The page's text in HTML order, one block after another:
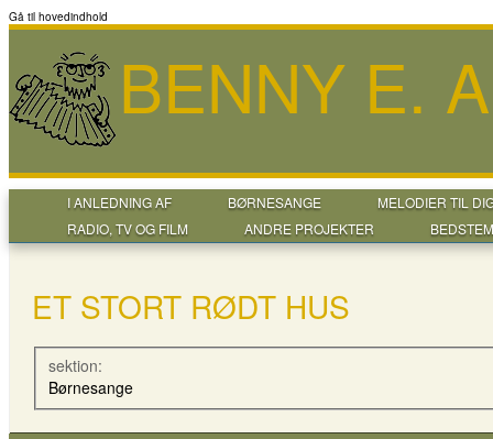
Gå til hovedindhold
BENNY E.
I ANLEDNING AF BØRNESANGE
MELODIER TIL
RADIO, TV OG FILM
ANDRE PROJEKTER
ET STORT RØDT HUS
sektion:
Børnesange